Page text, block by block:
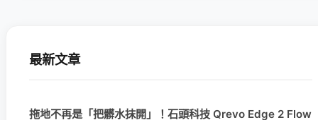
最新文章
拖地不再是「把髒水抹開」！石頭科技 Qrevo Edge 2 Flow